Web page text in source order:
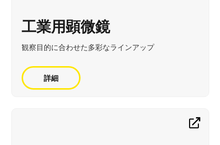
工業用顕微鏡
観察目的に合わせた多彩なラインアップ
詳細